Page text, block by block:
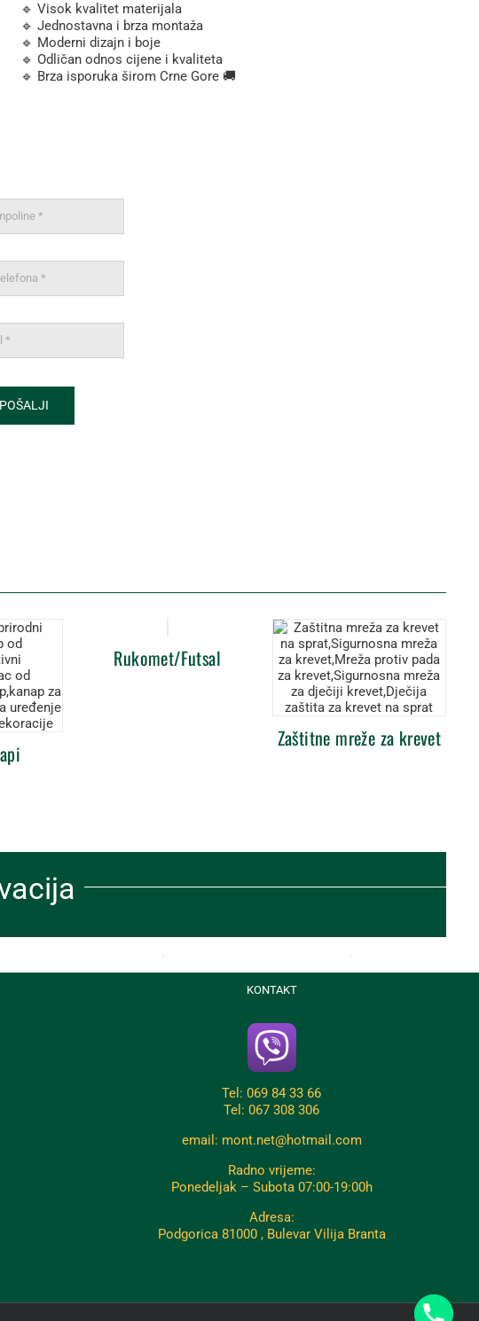
🔹 Visok kvalitet materijala
🔹 Jednostavna i brza montaža
🔹 Moderni dizajn i boje
🔹 Odličan odnos cijene i kvaliteta
🔹 Brza isporuka širom Crne Gore 🚚
POŠALJI
Rukomet/Futsal
Zaštitne mreže za krevet
KONTAKT
Tel: 069 84 33 66
Tel: 067 308 306
email: mont.net@hotmail.com
Radno vrijeme:
Ponedeljak – Subota 07:00-19:00h
Adresa:
Podgorica 81000 , Bulevar Vilija Branta